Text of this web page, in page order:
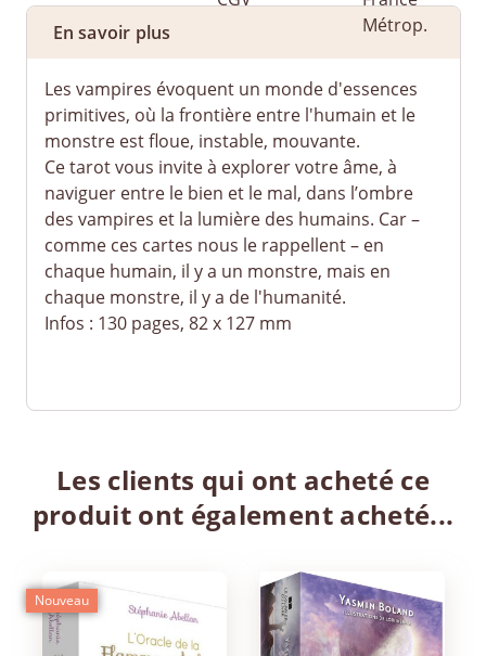
En savoir plus
Les vampires évoquent un monde d'essences
primitives, où la frontière entre l'humain et le
monstre est floue, instable, mouvante.
Ce tarot vous invite à explorer votre âme, à
naviguer entre le bien et le mal, dans l’ombre
des vampires et la lumière des humains. Car –
comme ces cartes nous le rappellent – en
chaque humain, il y a un monstre, mais en
chaque monstre, il y a de l'humanité.
Infos : 130 pages, 82 x 127 mm
Les clients qui ont acheté ce
produit ont également acheté...
Nouveau